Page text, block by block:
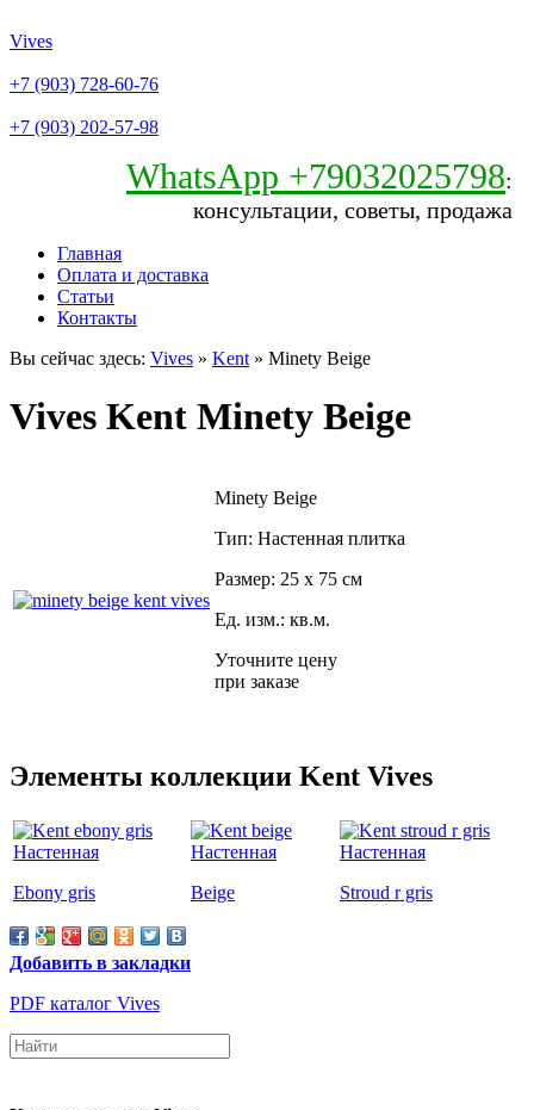
Vives
+7 (903) 728-60-76
+7 (903) 202-57-98
WhatsApp +79032025798:
консультации, советы, продажа
Главная
Оплата и доставка
Статьи
Контакты
Вы сейчас здесь: Vives » Kent » Minety Beige
Vives Kent Minety Beige
Minety Beige
Тип: Настенная плитка
Размер: 25 x 75 см
Ед. изм.: кв.м.
Уточните цену
при заказе
Элементы коллекции Kent Vives
Ebony gris Beige Stroud r gris
Добавить в закладки
PDF каталог Vives